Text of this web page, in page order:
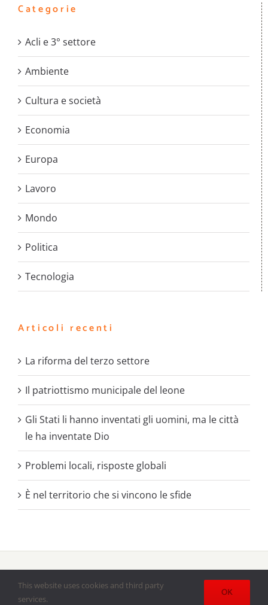
Categorie
Acli e 3° settore
Ambiente
Cultura e società
Economia
Europa
Lavoro
Mondo
Politica
Tecnologia
Articoli recenti
La riforma del terzo settore
Il patriottismo municipale del leone
Gli Stati li hanno inventati gli uomini, ma le città
le ha inventate Dio
Problemi locali, risposte globali
È nel territorio che si vincono le sfide
Bresciane| All Rights Reserved | Powered by Lumenartis
This website uses cookies and third party
services.
OK